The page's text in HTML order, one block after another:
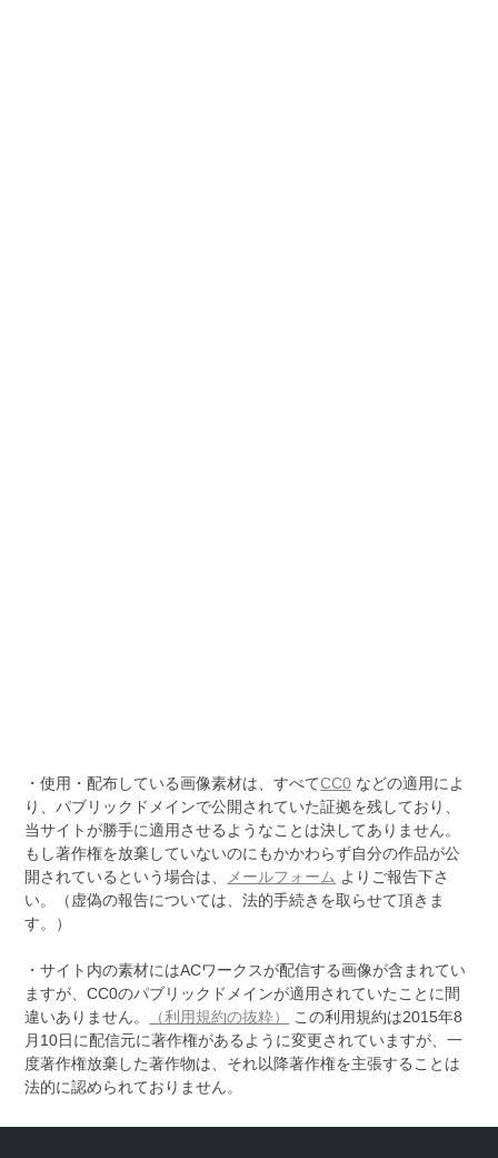
・使用・配布している画像素材は、すべてCC0 などの適用によ
り、パブリックドメインで公開されていた証拠を残しており、
当サイトが勝手に適用させるようなことは決してありません。
もし著作権を放棄していないのにもかかわらず自分の作品が公
開されているという場合は、
メールフォーム よりご報告下さ
い。（虚偽の報告については、法的手続きを取らせて頂きま
す。）
・サイト内の素材にはACワークスが配信する画像が含まれてい
ますが、CC0のパブリックドメインが適用されていたことに間
違いありません。
（利用規約の抜粋）
この利用規約は2015年8
月10日に配信元に著作権があるように変更されていますが、一
度著作権放棄した著作物は、それ以降著作権を主張することは
法的に認められておりません。